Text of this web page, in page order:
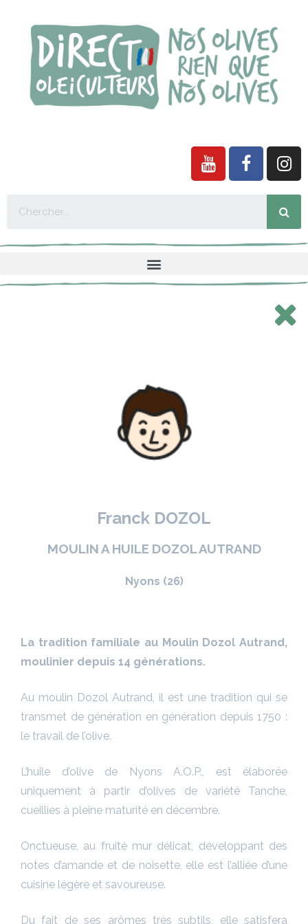
Franck DOZOL
MOULIN A HUILE DOZOL AUTRAND
Nyons (26)
La tradition familiale au Moulin Dozol Autrand,
moulinier depuis 14 générations.
Au moulin Dozol Autrand, il est une tradition qui se
transmet de génération en génération depuis 1750 :
le travail de l’olive.
L’huile d’olive de Nyons A.O.P., est élaborée
uniquement à partir d’olives de variété Tanche,
cueillies à pleine maturité en décembre.
Onctueuse, au fruité mur délicat, développant des
notes d’amande et de noisette, elle est l’alliée d’une
cuisine légère et savoureuse.
Du fait de ses arômes très subtils, elle satisfera